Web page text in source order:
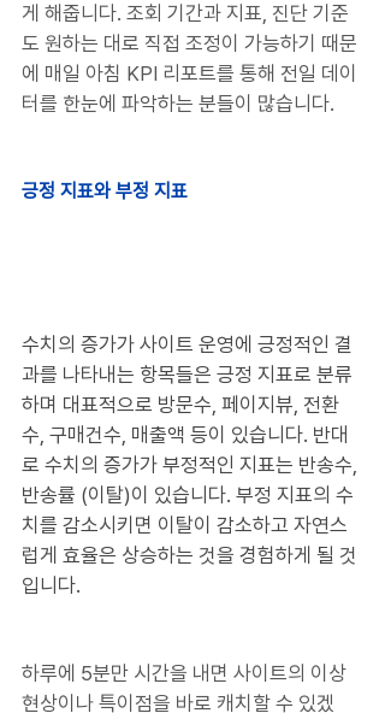
게 해줍니다. 조회 기간과 지표, 진단 기준
도 원하는 대로 직접 조정이 가능하기 때문
에 매일 아침 KPI 리포트를 통해 전일 데이
터를 한눈에 파악하는 분들이 많습니다.
긍정 지표와 부정 지표
수치의 증가가 사이트 운영에 긍정적인 결
과를 나타내는 항목들은 긍정 지표로 분류
하며 대표적으로 방문수, 페이지뷰, 전환
수, 구매건수, 매출액 등이 있습니다. 반대
로 수치의 증가가 부정적인 지표는 반송수,
반송률 (이탈)이 있습니다. 부정 지표의 수
치를 감소시키면 이탈이 감소하고 자연스
럽게 효율은 상승하는 것을 경험하게 될 것
입니다.
하루에 5분만 시간을 내면 사이트의 이상
현상이나 특이점을 바로 캐치할 수 있겠